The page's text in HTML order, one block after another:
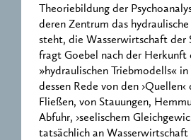
Theoriebildung der
deren Zentrum das hydraulische
steht, die Wasserwirtschaft der
fragt Goebel nach der Herkunft
»hydraulischen Triebmodells« in
dessen Rede von den ›Quellen‹
Fließen, von Stauungen,
Abfuhr, ›seelischem
tatsächlich an Wasserwirtschaft